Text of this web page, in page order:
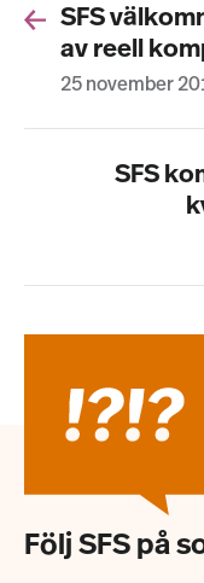
SFS
av reell
25 november
SFS
Följ SFS på